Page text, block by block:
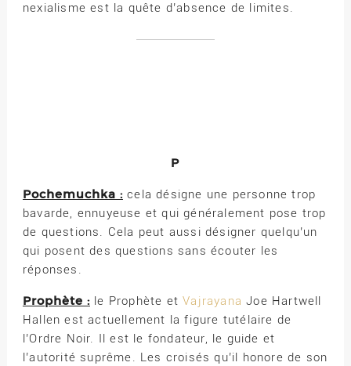
nexialisme est la quête d’absence de limites.
P
Pochemuchka :cela désigne une personne trop
bavarde, ennuyeuse et qui généralement pose trop
de questions. Cela peut aussi désigner quelqu’un
qui posent des questions sans écouter les
réponses.
Prophète :le Prophète etVajrayana Joe Hartwell
Hallen est actuellement la figure tutélaire de
l’Ordre Noir. Il est le fondateur, le guide et
l’autorité suprême. Les croisés qu’il honore de son